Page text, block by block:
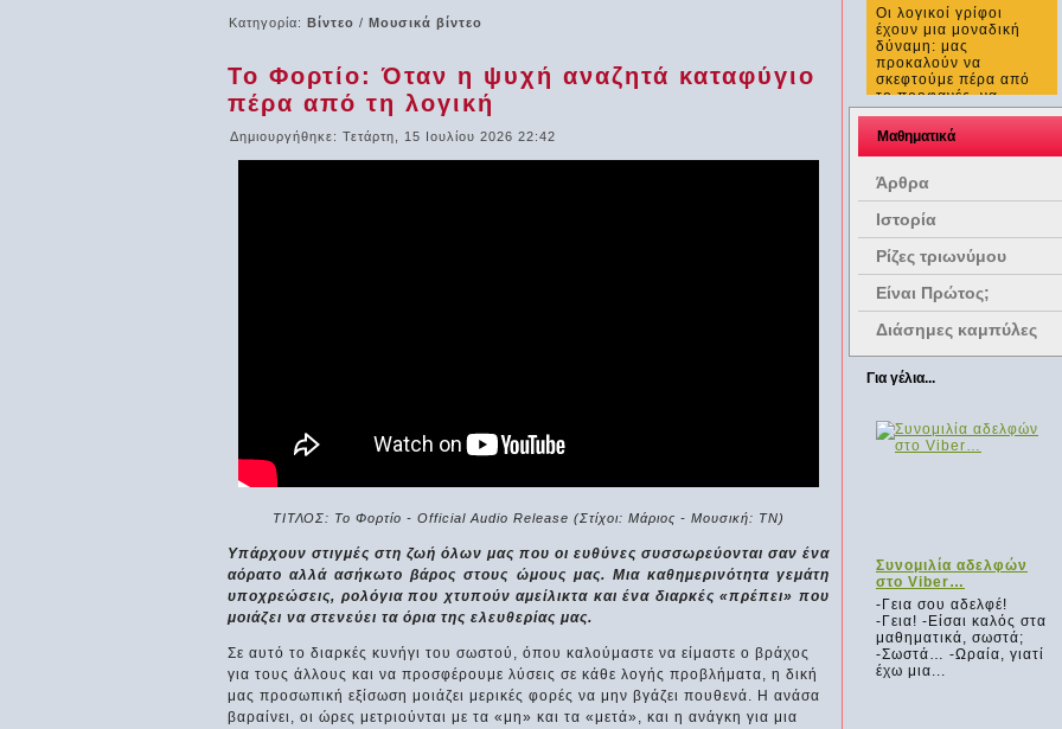
Κατηγορία: Βίντεο / Μουσικά βίντεο
Το Φορτίο: Όταν η ψυχή αναζητά καταφύγιο
πέρα από τη λογική
Δημιουργήθηκε: Τετάρτη, 15 Ιουλίου 2026 22:42
ΤΙΤΛΟΣ: Το Φορτίο - Official Audio Release (Στίχοι: Μάριος - Μουσική: ΤΝ)
Υπάρχουν στιγμές στη ζωή όλων μας που οι ευθύνες συσσωρεύονται σαν ένα
αόρατο αλλά ασήκωτο βάρος στους ώμους μας. Μια καθημερινότητα γεμάτη
υποχρεώσεις, ρολόγια που χτυπούν αμείλικτα και ένα διαρκές «πρέπει» που
μοιάζει να στενεύει τα όρια της ελευθερίας μας.
Σε αυτό το διαρκές κυνήγι του σωστού, όπου καλούμαστε να είμαστε ο βράχος
για τους άλλους και να προσφέρουμε λύσεις σε κάθε λογής προβλήματα, η δική
μας προσωπική εξίσωση μοιάζει μερικές φορές να μην βγάζει πουθενά. Η ανάσα
βαραίνει, οι ώρες μετριούνται με τα «μη» και τα «μετά», και η ανάγκη για μια
Οι λογικοί γρίφοι
έχουν μια μοναδική
δύναμη: μας
προκαλούν να
σκεφτούμε πέρα από
το προφανές, να...
Μαθηματικά
Άρθρα
Ιστορία
Ρίζες τριωνύμου
Είναι Πρώτος;
Διάσημες καμπύλες
Για γέλια...
Συνομιλία αδελφών
στο Viber…
-Γεια σου αδελφέ!
-Γεια! -Είσαι καλός στα
μαθηματικά, σωστά;
-Σωστά… -Ωραία, γιατί
έχω μια...
Πρώτη μέρα στο
σχολείο
Τραυματική εμπειρία
γεροντοκόρη, θεούσα,
συντηρητική, που
κυρίως...
Η βλάβη στους
κινητήρες του
αεροπλάνου!
Στο αεροπλάνο από το
Αθήνα ο πιλότος
ανακάλυψε βλάβη
στους κινητήρες,
οπότε λέει...
Οδηγίες χρήσης για…
γέλια!
Έχετε προσέξει ποτέ
τις οδηγίες χρήσης σε
καθημερινά
καταναλώνουμε; Αν